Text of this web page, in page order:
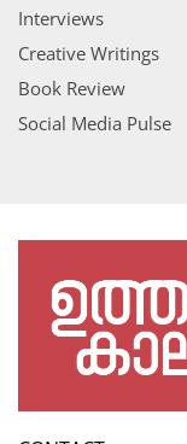
Interviews
Creative Writings
Book Review
Social Media Pulse